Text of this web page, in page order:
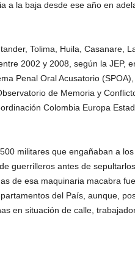
a la baja desde ese año en
Tolima, Huila, Casanare,
2002 y 2008, según la JEP,
Penal Oral Acusatorio
de Memoria y
Colombia Europa
militares que engañaban a
guerrilleros antes de
de esa maquinaria macabra
del País, aunque,
en situación de calle,